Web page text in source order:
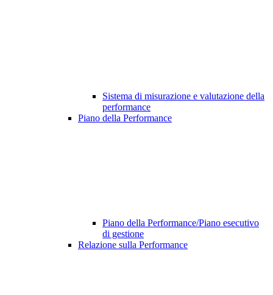
Sistema di misurazione e valutazione della
performance
Piano della Performance
Piano della Performance/Piano esecutivo
di gestione
Relazione sulla Performance